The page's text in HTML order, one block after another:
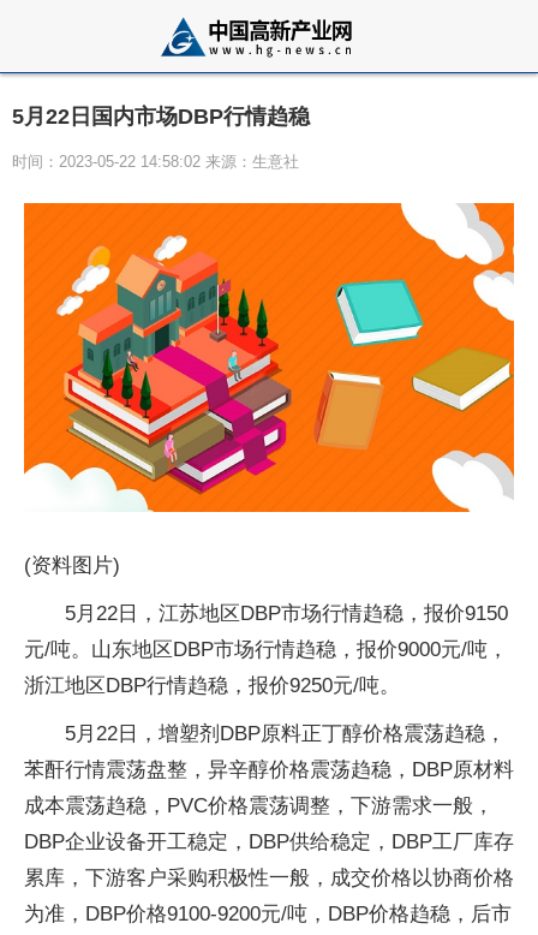
5月22日国内市场DBP行情趋稳
时间：2023-05-22 14:58:02 来源：生意社
(资料图片)
5月22日，江苏地区DBP市场行情趋稳，报价9150
元/吨。山东地区DBP市场行情趋稳，报价9000元/吨，
浙江地区DBP行情趋稳，报价9250元/吨。
5月22日，增塑剂DBP原料正丁醇价格震荡趋稳，
苯酐行情震荡盘整，异辛醇价格震荡趋稳，DBP原材料
成本震荡趋稳，PVC价格震荡调整，下游需求一般，
DBP企业设备开工稳定，DBP供给稳定，DBP工厂库存
累库，下游客户采购积极性一般，成交价格以协商价格
为准，DBP价格9100-9200元/吨，DBP价格趋稳，后市